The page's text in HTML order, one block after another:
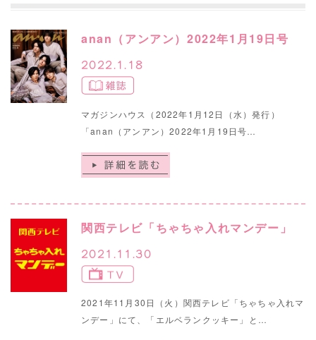
anan（アンアン）2022年1月19日号
2022.1.18
マガジンハウス（2022年1月12日（水）発行）
「anan（アンアン）2022年1月19日号…
関西テレビ「ちゃちゃ入れマンデー」
2021.11.30
2021年11月30日（火）関西テレビ「ちゃちゃ入れマ
ンデー」にて、「エルベランクッキー」と…